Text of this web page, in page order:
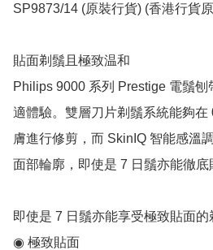
SP9873/14 (原裝行貨) (香港行貨
貼面剃鬚且極致温和
Philips 9000 系列 Prestige 電鬚
適體驗。雙層刀片剃鬚系統能夠在
膚進行修剪，而 SkinIQ 智能感溫
面部輪廓，即使是 7 日鬚亦能徹底
即使是 7 日鬚亦能享受極致貼面的
◉ 極致貼面